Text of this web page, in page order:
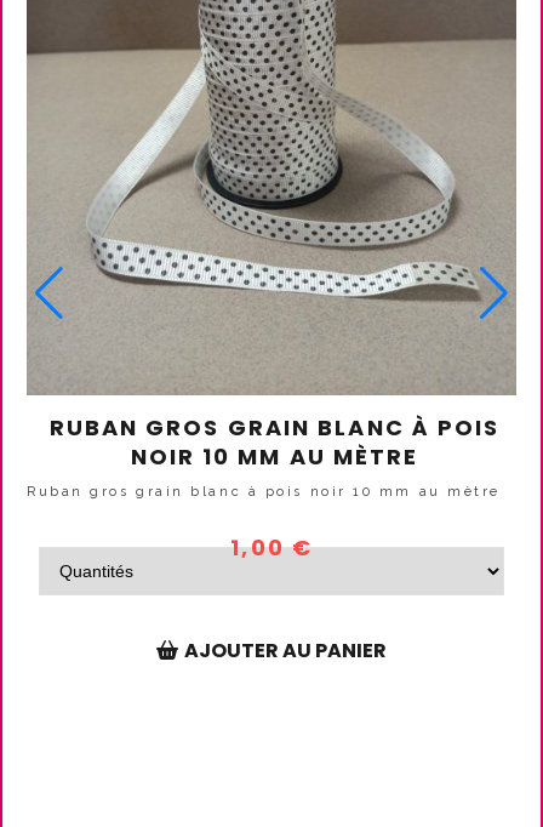
RUBAN GROS GRAIN
AU MÈTRE
Ruban gros grain fantaisie 6 mm au
1,00€
AJOUTER AU